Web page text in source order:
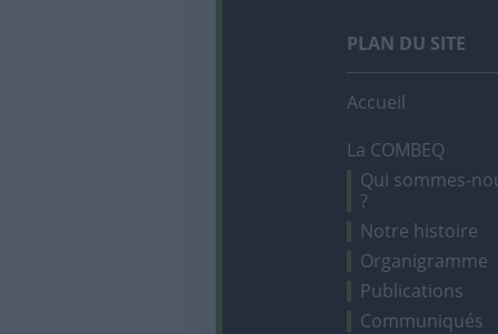
PLAN DU SITE
Accueil
La COMBEQ
Qui sommes-
?
Notre histoire
Organigramme
Publications
Communiqués